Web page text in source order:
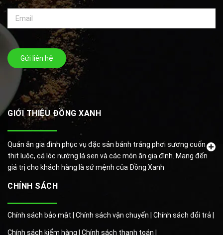
Gửi liên hệ
GIỚI THIỆU ĐỒNG XANH
Quán ăn gia đình phục vụ đặc sản bánh tráng phơi sương cuốn
thịt luộc, cá lóc nướng lá sen và các món ăn gia đình. Mang đến
giá trị cho khách hàng là sứ mệnh của Đồng Xanh
CHÍNH SÁCH
Chính sách bảo mật | Chính sách vận chuyển | Chính sách đổi trả |
Chính sách kiểm hàng | Chính sách thanh toán |